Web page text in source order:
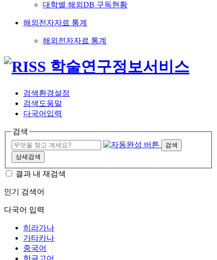
대학별 해외DB 구독현황
해외전자자료 통계
해외전자자료 통계
검색환경설정
검색도움말
다국어입력
검색
검색
상세검색
결과 내 재검색
인기 검색어
다국어 입력
히라가나
가타카나
중국어